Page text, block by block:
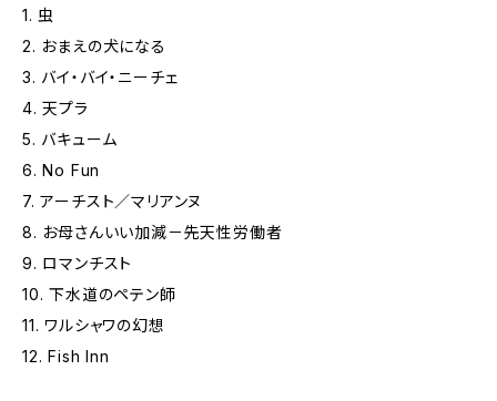
1. 虫
2. おまえの犬になる
3. バイ・バイ・ニーチェ
4. 天プラ
5. バキューム
6. No Fun
7. アーチスト／マリアンヌ
8. お母さんいい加減－先天性労働者
9. ロマンチスト
10. 下水道のペテン師
11. ワルシャワの幻想
12. Fish Inn